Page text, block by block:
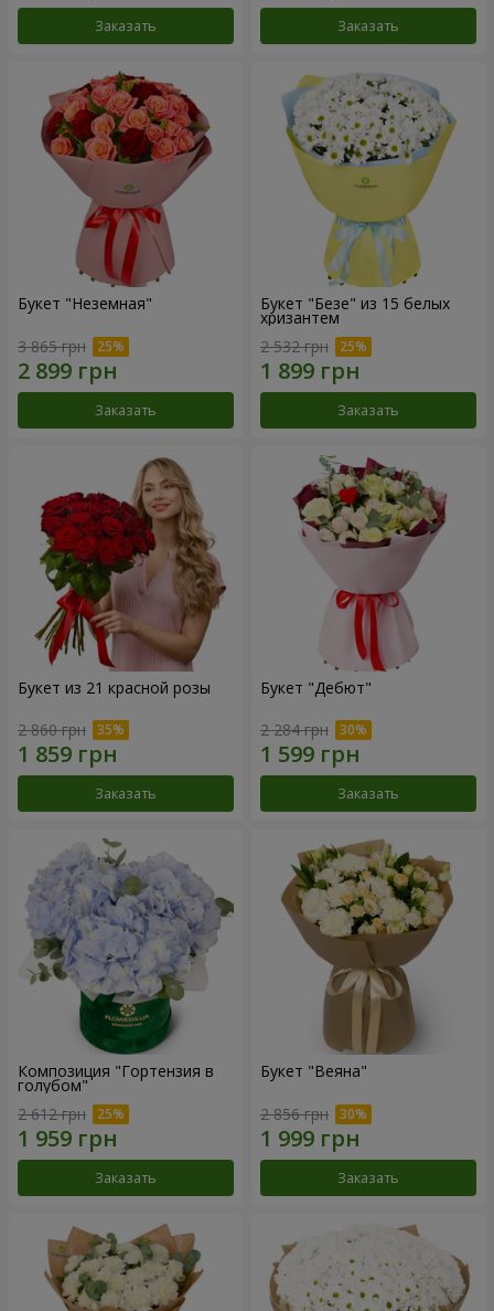
Заказать Заказать
Букет "Неземная"
3 865 грн
Заказать
Букет "Безе" из 15 белых
хризантем
2 532 грн
Заказать
Букет из 21 красной розы
2 860 грн
Заказать
Букет "Дебют"
2 284 грн
Заказать
Композиция "Гортензия в
голубом"
2 612 грн
Заказать
Букет "Веяна"
2 856 грн
Заказать